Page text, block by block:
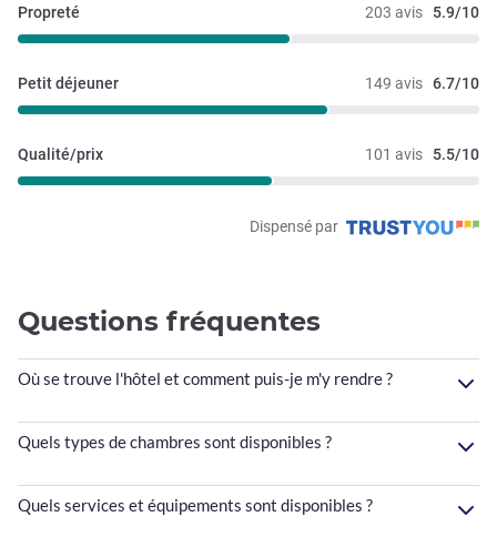
203 avis 5.9/10
Propreté
149 avis 6.7/10
Petit déjeuner
101 avis 5.5/10
Qualité/prix
Dispensé par
Questions fréquentes
Où se trouve l'hôtel et comment puis-je m'y rendre ?
Quels types de chambres sont disponibles ?
Quels services et équipements sont disponibles ?